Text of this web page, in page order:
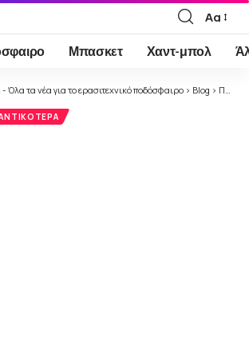
Font
Resizer
Αα
Μπασκετ Χαντ-μπολ
τα νέα για το ερασιτεχνικό ποδόσφαιρο > Blog > Ποδόσφαιρο